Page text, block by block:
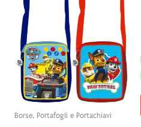
Borse, Portafogli e Portachiavi